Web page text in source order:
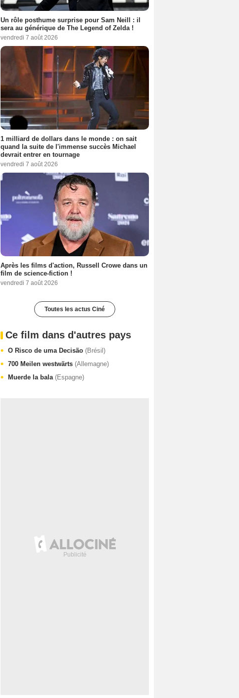
Un rôle posthume surprise pour Sam Neill : il
sera au générique de The Legend of Zelda !
vendredi 7 août 2026
1 milliard de dollars dans le monde : on sait
quand la suite de l'immense succès Michael
devrait entrer en tournage
vendredi 7 août 2026
Après les films d'action, Russell Crowe dans un
film de science-fiction !
vendredi 7 août 2026
Toutes les actus Ciné
Ce film dans d'autres pays
O Risco de uma Decisão (Brésil)
700 Meilen westwärts (Allemagne)
Muerde la bala (Espagne)